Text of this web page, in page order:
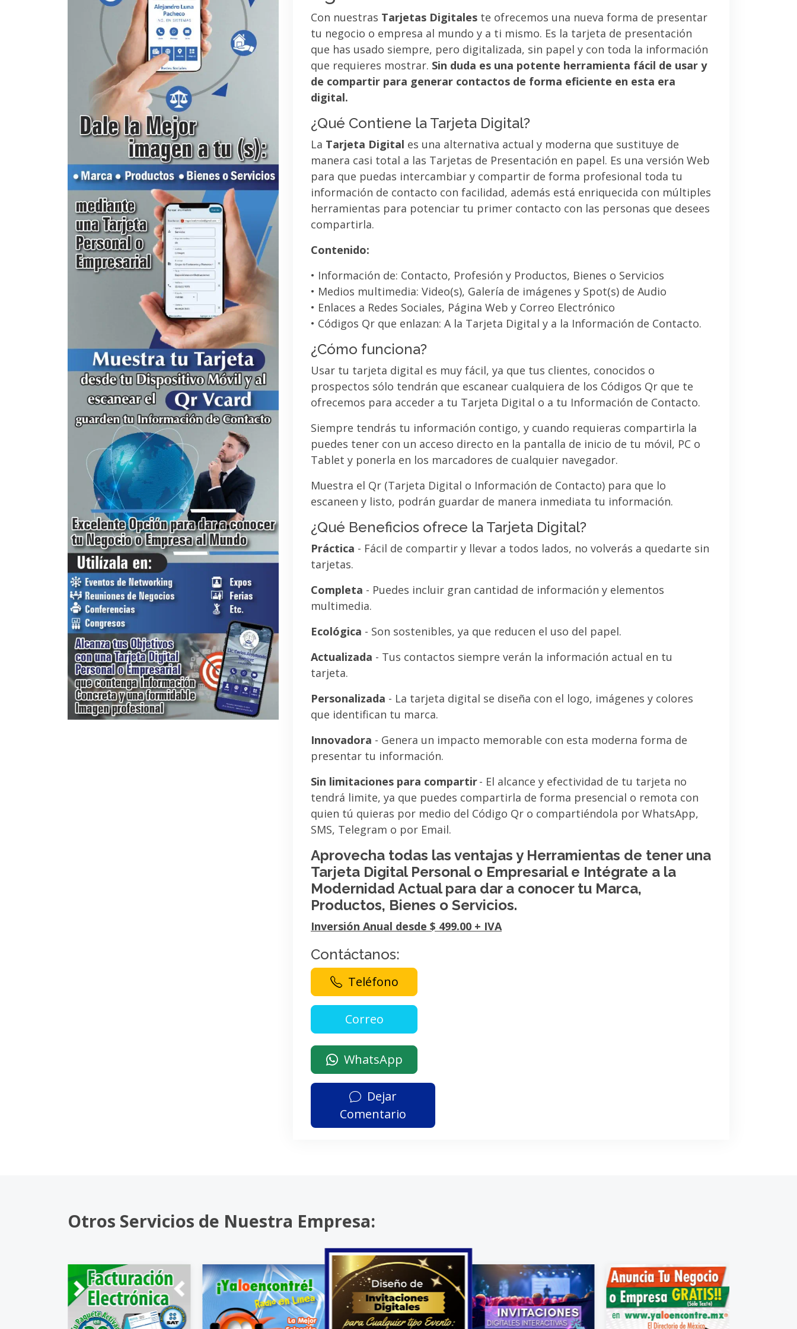
Con nuestras Tarjetas Digitales te ofrecemos una nueva forma de presentar
tu negocio o empresa al mundo y a ti mismo. Es la tarjeta de presentación
que has usado siempre, pero digitalizada, sin papel y con toda la información
que requieres mostrar. Sin duda es una potente herramienta fácil de usar y
de compartir para generar contactos de forma eficiente en esta era
digital.
¿Qué Contiene la Tarjeta Digital?
La Tarjeta Digital es una alternativa actual y moderna que sustituye de
manera casi total a las Tarjetas de Presentación en papel. Es una versión Web
para que puedas intercambiar y compartir de forma profesional toda tu
información de contacto con facilidad, además está enriquecida con múltiples
herramientas para potenciar tu primer contacto con las personas que desees
compartirla.
Contenido:
• Información de: Contacto, Profesión y Productos, Bienes o Servicios
• Medios multimedia: Video(s), Galería de imágenes y Spot(s) de Audio
• Enlaces a Redes Sociales, Página Web y Correo Electrónico
• Códigos Qr que enlazan: A la Tarjeta Digital y a la Información de Contacto.
¿Cómo funciona?
Usar tu tarjeta digital es muy fácil, ya que tus clientes, conocidos o
prospectos sólo tendrán que escanear cualquiera de los Códigos Qr que te
ofrecemos para acceder a tu Tarjeta Digital o a tu Información de Contacto.
Siempre tendrás tu información contigo, y cuando requieras compartirla la
puedes tener con un acceso directo en la pantalla de inicio de tu móvil, PC o
Tablet y ponerla en los marcadores de cualquier navegador.
Muestra el Qr (Tarjeta Digital o Información de Contacto) para que lo
escaneen y listo, podrán guardar de manera inmediata tu información.
¿Qué Beneficios ofrece la Tarjeta Digital?
Práctica - Fácil de compartir y llevar a todos lados, no volverás a quedarte sin
tarjetas.
Completa - Puedes incluir gran cantidad de información y elementos
multimedia.
Ecológica - Son sostenibles, ya que reducen el uso del papel.
Actualizada - Tus contactos siempre verán la información actual en tu
tarjeta.
Personalizada - La tarjeta digital se diseña con el logo, imágenes y colores
que identifican tu marca.
Innovadora - Genera un impacto memorable con esta moderna forma de
presentar tu información.
Sin limitaciones para compartir- El alcance y efectividad de tu tarjeta no
tendrá limite, ya que puedes compartirla de forma presencial o remota con
quien tú quieras por medio del Código Qr o compartiéndola por WhatsApp,
SMS, Telegram o por Email.
Aprovecha todas las ventajas y Herramientas de tener una
Tarjeta Digital Personal o Empresarial e Intégrate a la
Modernidad Actual para dar a conocer tu Marca,
Productos, Bienes o Servicios.
Inversión Anual desde $ 499.00 + IVA
Contáctanos:
Teléfono
WhatsApp
Dejar
Comentario
Otros Servicios de Nuestra Empresa: